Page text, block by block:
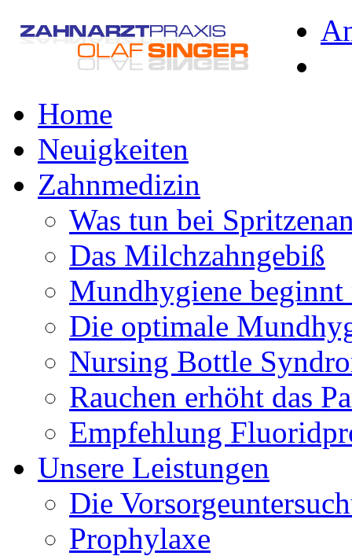
Home
Neuigkeiten
Zahnmedizin
Was tun bei
Das Milchzahngebiß
Mundhygiene beginnt
Die optimale
Nursing Bottle
Rauchen erhöht das
Empfehlung
Unsere Leistungen
Die
Prophylaxe